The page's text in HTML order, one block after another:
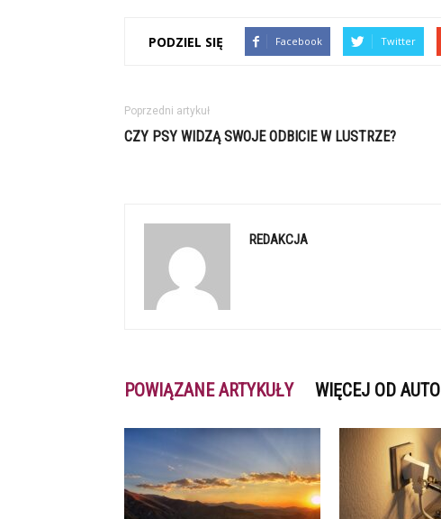
PODZIEL SIĘ Facebook Twitter
Poprzedni artykuł
CZY PSY WIDZĄ SWOJE ODBICIE W LUSTRZE?
REDAKCJA
POWIĄZANE ARTYKUŁY WIĘCEJ OD